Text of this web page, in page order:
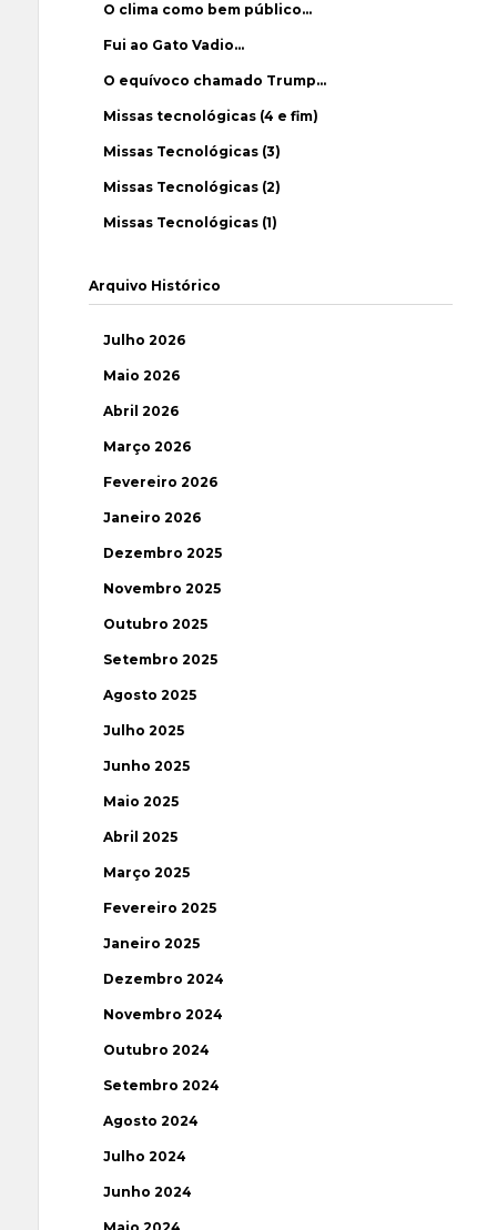
O clima como bem público…
Fui ao Gato Vadio…
O equívoco chamado Trump…
Missas tecnológicas (4 e fim)
Missas Tecnológicas (3)
Missas Tecnológicas (2)
Missas Tecnológicas (1)
Arquivo Histórico
Julho 2026
Maio 2026
Abril 2026
Março 2026
Fevereiro 2026
Janeiro 2026
Dezembro 2025
Novembro 2025
Outubro 2025
Setembro 2025
Agosto 2025
Julho 2025
Junho 2025
Maio 2025
Abril 2025
Março 2025
Fevereiro 2025
Janeiro 2025
Dezembro 2024
Novembro 2024
Outubro 2024
Setembro 2024
Agosto 2024
Julho 2024
Junho 2024